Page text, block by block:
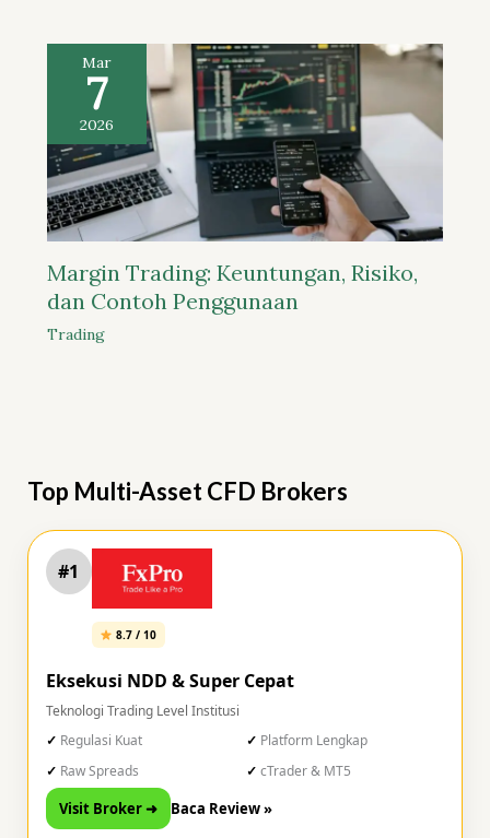
Mar
7
2026
Margin Trading: Keuntungan, Risiko,
dan Contoh Penggunaan
Trading
Top Multi-Asset CFD Brokers
#1
8.7 / 10
Eksekusi NDD & Super Cepat
Teknologi Trading Level Institusi
Regulasi Kuat
Platform Lengkap
Raw Spreads
cTrader & MT5
Visit Broker ➜ Baca Review »